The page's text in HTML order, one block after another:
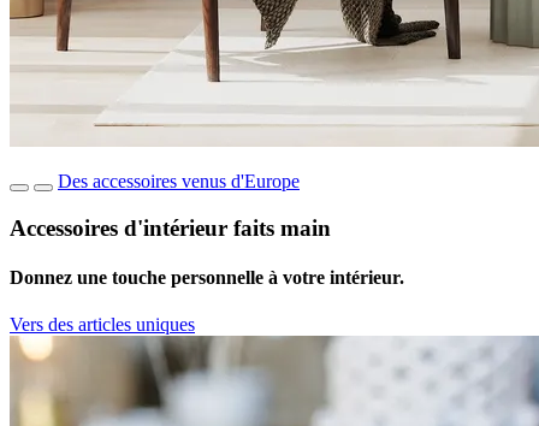
Des accessoires venus d'Europe
Accessoires d'intérieur faits main
Donnez une touche personnelle à votre intérieur.
Vers des articles uniques